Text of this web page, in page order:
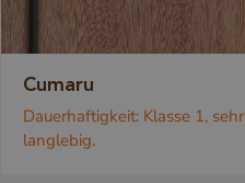
Cumaru
Dauerhaftigkeit: Klasse 1, sehr
langlebig.
Google LLC
www.google.com
5